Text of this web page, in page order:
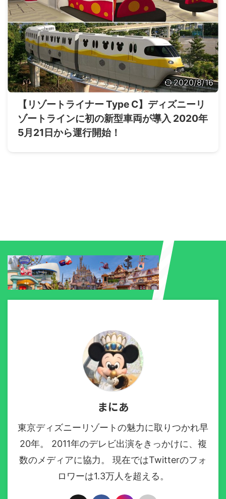
2020/8/16
【リゾートライナー Type C】ディズニーリ
ゾートラインに初の新型車両が導入 2020年
5月21日から運行開始！
まにあ
東京ディズニーリゾートの魅力に取りつかれ早
20年。 2011年のデレビ出演をきっかけに、複
数のメディアに協力。 現在ではTwitterのフォ
ロワーは1.3万人を超える。